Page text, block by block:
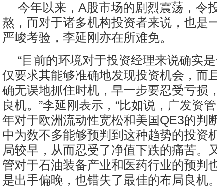
今年以来，A股市场的剧烈震荡，令
熬，而对于诸多机构投资者来说，也是
严峻考验，李延刚亦在所难免。
“目前的环境对于投资经理来说确实
仅要求其能够准确地发现投资机会，而
确无误地抓住时机，早一步要忍受亏损
良机。”李延刚表示，“比如说，广发资
年对于欧洲流动性宽松和美国QE3的判
中为数不多能够预判到这种趋势的投资
局较早，从而忍受了净值下跌的痛苦。
管对于石油装备产业和医药行业的预判
是出手偏晚，也错失了最佳的布局良机